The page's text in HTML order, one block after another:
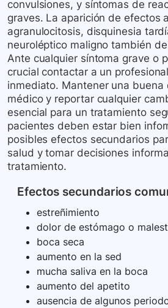
convulsiones, y síntomas de
graves. La aparición de efectos
agranulocitosis, disquinesia
neuroléptico maligno también
Ante cualquier síntoma grave o
crucial contactar a un
inmediato. Mantener una buena
médico y reportar cualquier
esencial para un tratamiento
pacientes deben estar bien
posibles efectos secundarios
salud y tomar decisiones
tratamiento.
Efectos secundarios
estreñimiento
dolor de estómago o
boca seca
aumento en la sed
mucha saliva en la boca
aumento del apetito
ausencia de algunos